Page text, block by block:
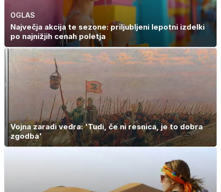
OGLAS
Največja akcija te sezone: priljubljeni lepotni izdelki
po najnižjih cenah poletja
Vojna zaradi vedra: 'Tudi, če ni resnica, je to dobra
zgodba'